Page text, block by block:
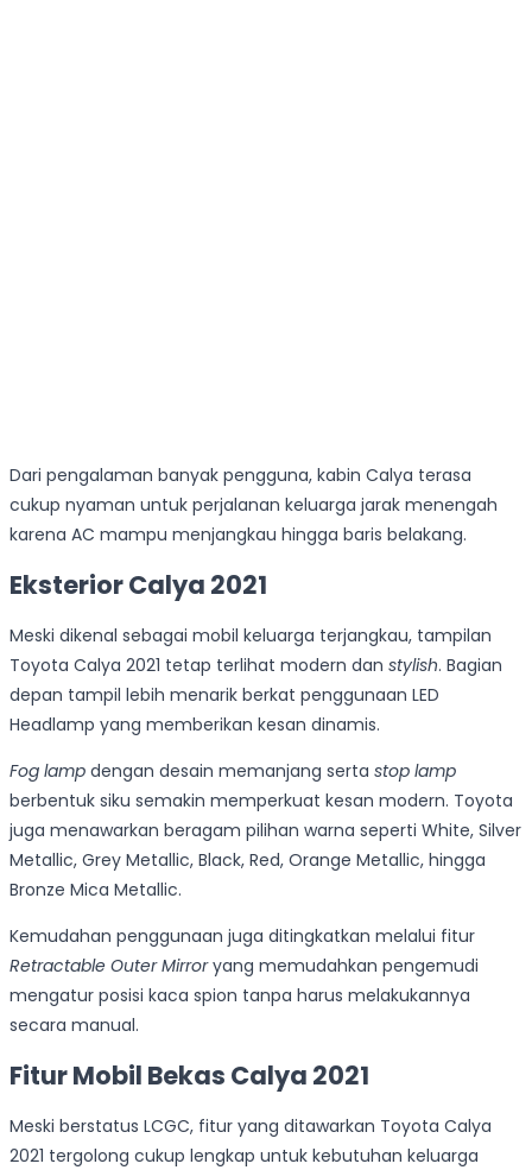
Dari pengalaman banyak pengguna, kabin Calya terasa
cukup nyaman untuk perjalanan keluarga jarak menengah
karena AC mampu menjangkau hingga baris belakang.
Eksterior Calya 2021
Meski dikenal sebagai mobil keluarga terjangkau, tampilan
Toyota Calya 2021 tetap terlihat modern dan stylish. Bagian
depan tampil lebih menarik berkat penggunaan LED
Headlamp yang memberikan kesan dinamis.
Fog lamp dengan desain memanjang serta stop lamp
berbentuk siku semakin memperkuat kesan modern. Toyota
juga menawarkan beragam pilihan warna seperti White, Silver
Metallic, Grey Metallic, Black, Red, Orange Metallic, hingga
Bronze Mica Metallic.
Kemudahan penggunaan juga ditingkatkan melalui fitur
Retractable Outer Mirroryang memudahkan pengemudi
mengatur posisi kaca spion tanpa harus melakukannya
secara manual.
Fitur Mobil Bekas Calya 2021
Meski berstatus LCGC, fitur yang ditawarkan Toyota Calya
2021 tergolong cukup lengkap untuk kebutuhan keluarga